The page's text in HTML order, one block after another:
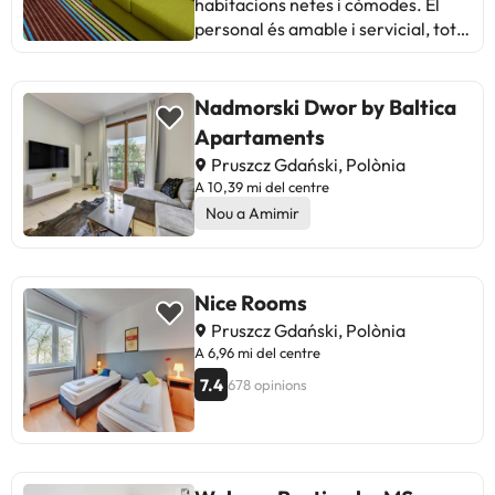
habitacions netes i còmodes. El
personal és amable i servicial, tot i
manteniment. En general, és ideal
per a aquells que busquen
comoditat i bona relació qualitat-
preu al cor de la ciutat.
Nadmorski Dwor by Baltica
Apartaments
Pruszcz Gdański, Polònia
A 10,39 mi del centre
Nou a Amimir
Nice Rooms
Pruszcz Gdański, Polònia
A 6,96 mi del centre
7.4 678 opinions